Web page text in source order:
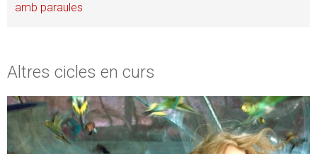
amb paraules
Altres cicles en curs